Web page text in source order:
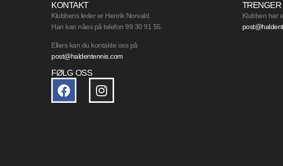
KONTAKT
Klubbens leder er Henrik Norvald.
Han kan nåes på telefon 99 30 91 55.
Ellers kan du kontakte oss på
post@haldentennis.com
FØLG OSS
Klubben har